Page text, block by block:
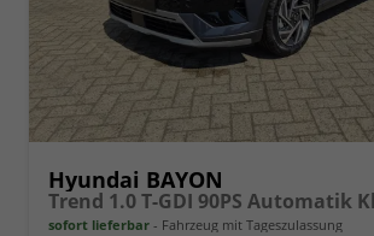
Hyundai BAYON
sofort lieferbar Fahrzeug mit Tageszulassung